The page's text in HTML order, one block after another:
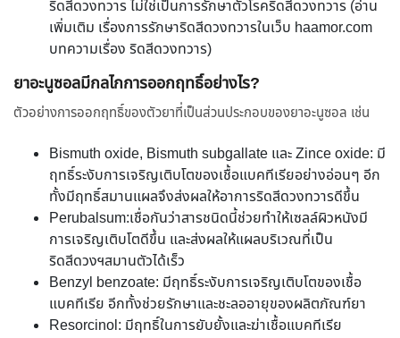
ริดสีดวงทวาร ไม่ใช่เป็นการรักษาตัวโรคริดสีดวงทวาร (อ่าน
เพิ่มเติม เรื่องการรักษาริดสีดวงทวารในเว็บ haamor.com
บทความเรื่อง ริดสีดวงทวาร)
ยาอะนูซอลมีกลไกการออกฤทธิ์อย่างไร?
ตัวอย่างการออกฤทธิ์ของตัวยาที่เป็นส่วนประกอบของยาอะนูซอล เช่น
Bismuth oxide, Bismuth subgallate และ Zince oxide: มี
ฤทธิ์ระงับการเจริญเติบโตของเชื้อแบคทีเรียอย่างอ่อนๆ อีก
ทั้งมีฤทธิ์สมานแผลจึงส่งผลให้อาการริดสีดวงทวารดีขึ้น
Perubalsum:เชื่อกันว่าสารชนิดนี้ช่วยทำให้เซลล์ผิวหนังมี
การเจริญเติบโตดีขึ้น และส่งผลให้แผลบริเวณที่เป็น
ริดสีดวงฯสมานตัวได้เร็ว
Benzyl benzoate: มีฤทธิ์ระงับการเจริญเติบโตของเชื้อ
แบคทีเรีย อีกทั้งช่วยรักษาและชะลออายุของผลิตภัณฑ์ยา
Resorcinol: มีฤทธิ์ในการยับยั้งและฆ่าเชื้อแบคทีเรีย